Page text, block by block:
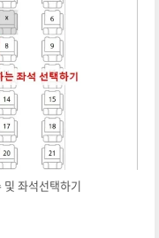
좌석선택하기